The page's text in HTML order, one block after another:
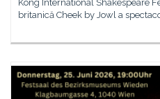
Kong International Shakespeare
britanică Cheek by Jowl a